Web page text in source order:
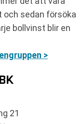
och sedan försöka
bollvinst blir en
>
21